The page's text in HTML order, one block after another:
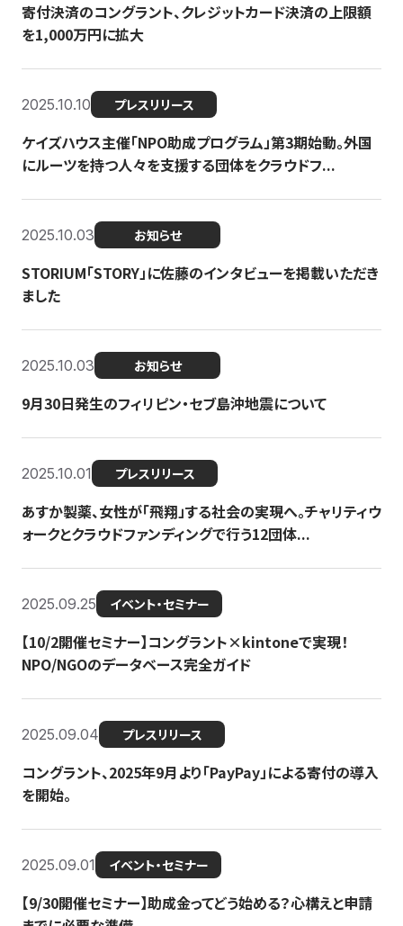
寄付決済のコングラント、クレジットカード決済の上限額
を1,000万円に拡大
2025.10.10 プレスリリース
ケイズハウス主催「NPO助成プログラム」第3期始動。外国
にルーツを持つ人々を支援する団体をクラウドフ...
2025.10.03 お知らせ
STORIUM「STORY」に佐藤のインタビューを掲載いただき
ました
2025.10.03 お知らせ
9月30日発生のフィリピン・セブ島沖地震について
2025.10.01 プレスリリース
あすか製薬、女性が「飛翔」する社会の実現へ。チャリティウ
ォークとクラウドファンディングで行う12団体...
2025.09.25 イベント・セミナー
【10/2開催セミナー】コングラント×kintoneで実現！
NPO/NGOのデータベース完全ガイド
2025.09.04 プレスリリース
コングラント、2025年9月より「PayPay」による寄付の導入
を開始。
2025.09.01 イベント・セミナー
【9/30開催セミナー】助成金ってどう始める？心構えと申請